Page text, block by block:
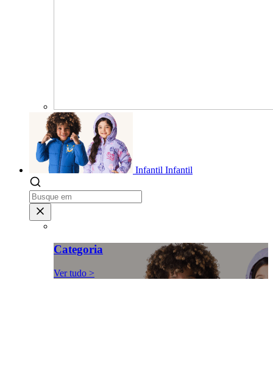
Infantil Infantil
Categoria
Ver tudo >